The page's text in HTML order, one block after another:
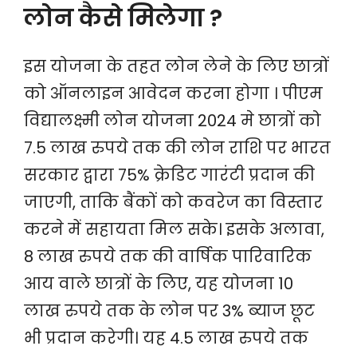
लोन कैसे मिलेगा ?
इस योजना के तहत लोन लेने के लिए छात्रों
को ऑनलाइन आवेदन करना होगा । पीएम
विद्यालक्ष्मी लोन योजना 2024 मे छात्रों को
7.5 लाख रुपये तक की लोन राशि पर भारत
सरकार द्वारा 75% क्रेडिट गारंटी प्रदान की
जाएगी, ताकि बैंकों को कवरेज का विस्तार
करने में सहायता मिल सके। इसके अलावा,
8 लाख रुपये तक की वार्षिक पारिवारिक
आय वाले छात्रों के लिए, यह योजना 10
लाख रुपये तक के लोन पर 3% ब्याज छूट
भी प्रदान करेगी। यह 4.5 लाख रुपये तक